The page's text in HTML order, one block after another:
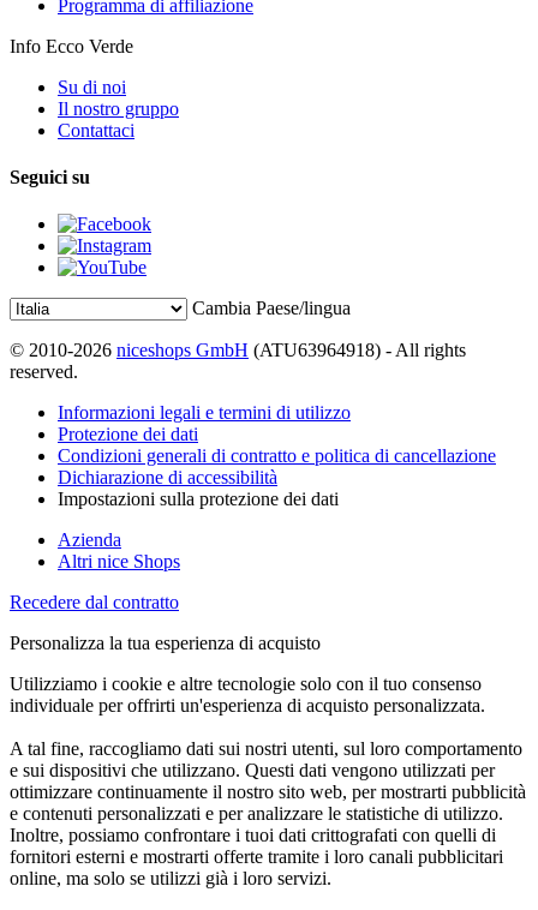
Programma di affiliazione
Info Ecco Verde
Su di noi
Il nostro gruppo
Contattaci
Seguici su
Cambia Paese/lingua
© 2010-2026 niceshops GmbH (ATU63964918) - All rights
reserved.
Informazioni legali e termini di utilizzo
Protezione dei dati
Condizioni generali di contratto e politica di cancellazione
Dichiarazione di accessibilità
Impostazioni sulla protezione dei dati
Azienda
Altri nice Shops
Recedere dal contratto
Personalizza la tua esperienza di acquisto
Utilizziamo i cookie e altre tecnologie solo con il tuo consenso
individuale per offrirti un'esperienza di acquisto personalizzata.
A tal fine, raccogliamo dati sui nostri utenti, sul loro comportamento
e sui dispositivi che utilizzano. Questi dati vengono utilizzati per
ottimizzare continuamente il nostro sito web, per mostrarti pubblicità
e contenuti personalizzati e per analizzare le statistiche di utilizzo.
Inoltre, possiamo confrontare i tuoi dati crittografati con quelli di
fornitori esterni e mostrarti offerte tramite i loro canali pubblicitari
online, ma solo se utilizzi già i loro servizi.